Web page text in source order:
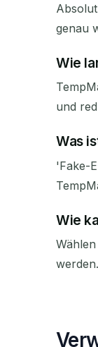
genau
Wie
und
Was
'Fake-
Wie